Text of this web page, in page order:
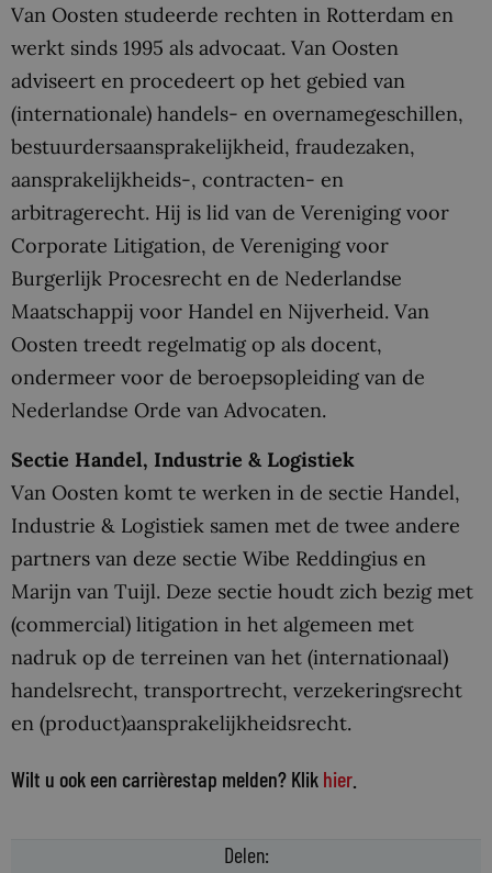
Van Oosten studeerde rechten in Rotterdam en
werkt sinds 1995 als advocaat. Van Oosten
adviseert en procedeert op het gebied van
(internationale) handels- en overnamegeschillen,
bestuurdersaansprakelijkheid, fraudezaken,
aansprakelijkheids-, contracten- en
arbitragerecht. Hij is lid van de Vereniging voor
Corporate Litigation, de Vereniging voor
Burgerlijk Procesrecht en de Nederlandse
Maatschappij voor Handel en Nijverheid. Van
Oosten treedt regelmatig op als docent,
ondermeer voor de beroepsopleiding van de
Nederlandse Orde van Advocaten.
Sectie Handel, Industrie & Logistiek
Van Oosten komt te werken in de sectie Handel,
Industrie & Logistiek samen met de twee andere
partners van deze sectie Wibe Reddingius en
Marijn van Tuijl. Deze sectie houdt zich bezig met
(commercial) litigation in het algemeen met
nadruk op de terreinen van het (internationaal)
handelsrecht, transportrecht, verzekeringsrecht
en (product)aansprakelijkheidsrecht.
Wilt u ook een carrièrestap melden? Klik hier
Delen: